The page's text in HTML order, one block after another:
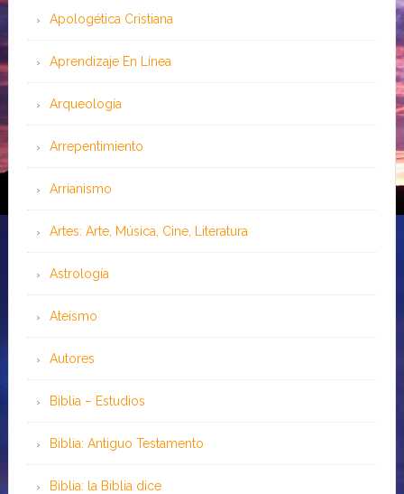
Apologética Cristiana
Aprendizaje En Línea
Arqueología
Arrepentimiento
Arrianismo
Artes: Arte, Música, Cine, Literatura
Astrología
Ateísmo
Autores
Biblia – Estudios
Biblia: Antiguo Testamento
Biblia: la Biblia dice